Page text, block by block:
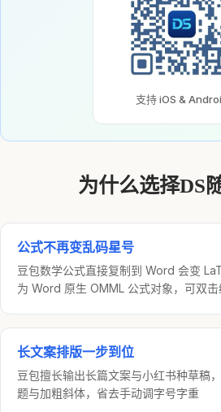
支持 iOS &
为什么选择DS
公式不再变乱码星号
豆包数学公式直接复制到 Word 会变
为 Word 原生 OMML 公式对象，可双击
长文案排版一步到位
豆包擅长输出长篇文案与小红书种草稿
题与加粗斜体，省去手动调字号字重